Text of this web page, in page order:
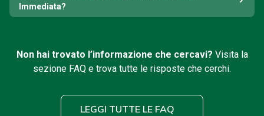
Immediata?
Non hai trovato l’informazione che cercavi? Visita la
sezione FAQ e trova tutte le risposte che cerchi.
LEGGI TUTTE LE FAQ